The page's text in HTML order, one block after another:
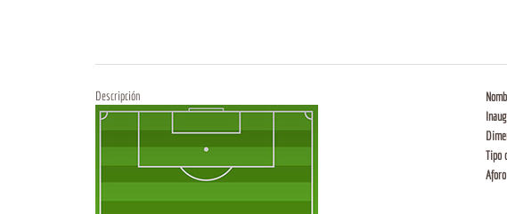
Descripción
Tipo
Aforo